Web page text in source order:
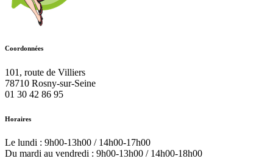
Coordonnées
101, route de Villiers
78710 Rosny-sur-Seine
01 30 42 86 95
Horaires
Le lundi : 9h00-13h00 / 14h00-17h00
Du mardi au vendredi : 9h00-13h00 / 14h00-18h00